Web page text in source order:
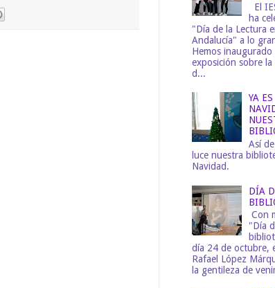
El
ha
"Día de la Lectura
Andalucía" a lo
Hemos inaugurado
exposición sobre la
d...
YA ES
Así
luce nuestra
Navidad.
DÍA
Con
"Día
día 24 de octubre,
Rafael López
la gentileza de